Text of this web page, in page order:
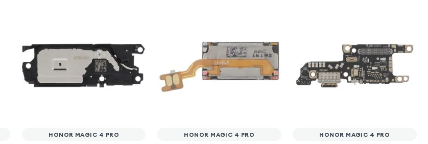
HONOR MAGIC 4 PRO HONOR MAGIC 4 PRO HONOR MAGIC 4 PRO